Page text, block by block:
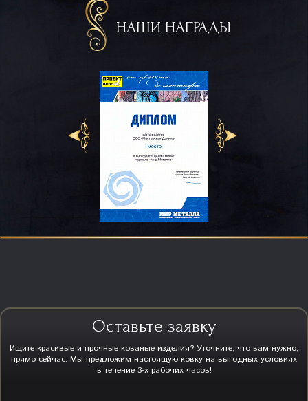
НАШИ НАГРАДЫ
Оставьте заявку
Ищите красивые и прочные кованые изделия? Уточните, что вам нужно,
прямо сейчас. Мы предложим настоящую ковку на выгодных условиях
в течение 3-х рабочих часов!